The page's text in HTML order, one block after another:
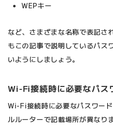
WEPキー
など、さまざまな名称で表記さ
もこの記事で説明しているパス
いようにしましょう。
Wi-Fi接続時に必要なパス
Wi-Fi接続時に必要なパスワー
ルルーターで記載場所が異なりま